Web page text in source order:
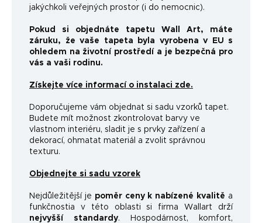
jakýchkoli veřejných prostor (i do nemocnic).
Pokud si objednáte tapetu Wall Art, máte
záruku, že vaše tapeta byla vyrobena v EU s
ohledem na životní prostředí a je bezpečná pro
vás a vaši rodinu.
Získejte více informací o instalaci zde.
Doporučujeme vám objednat si sadu vzorků tapet.
Budete mít možnost zkontrolovat barvy ve
vlastnom interiéru, sladit je s prvky zařízení a
dekorací, ohmatat materiál a zvolit správnou
texturu.
Objednejte si sadu vzorek
Nejdůležitější je poměr ceny k nabízené kvalitě a
funkčnostia v této oblasti si firma Wallart drží
nejvyšší standardy. Hospodárnost, komfort,